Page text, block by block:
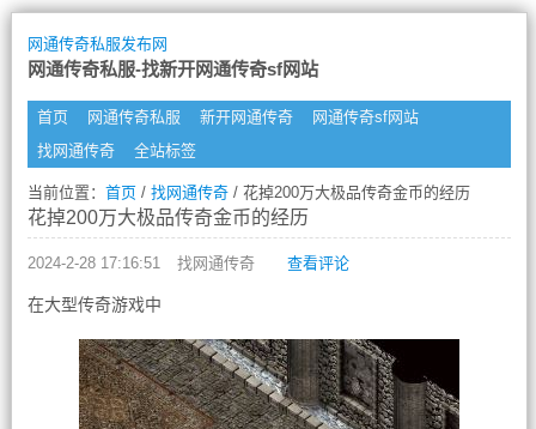
网通传奇私服发布网
网通传奇私服-找新开网通传奇sf网站
首页 网通传奇私服 新开网通传奇
网通传奇sf网站
找网通传奇
全站标签
当前位置： 首页/ 找网通传奇/ 花掉200万大极品传奇金币的经历
花掉200万大极品传奇金币的经历
2024-2-28 17:16:51 找网通传奇 查看评论
在大型传奇游戏中